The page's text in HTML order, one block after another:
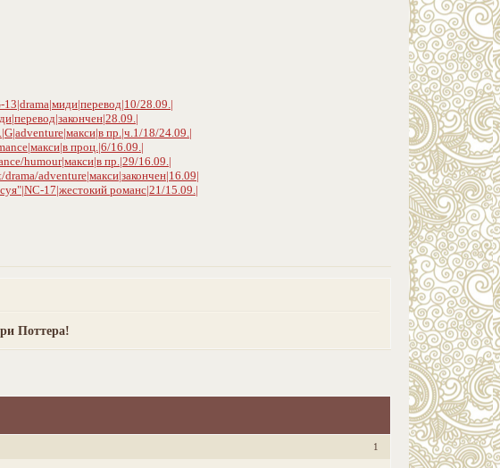
13|drama|миди|перевод|10/28.09.|
пр.|ч.1/18/24.09.|
проц.|6/16.09.|
humour|макси|в пр.|29/16.09.|
adventure|макси|закончен|16.09|
17|жестокий романс|21/15.09.|
Поттера!
1